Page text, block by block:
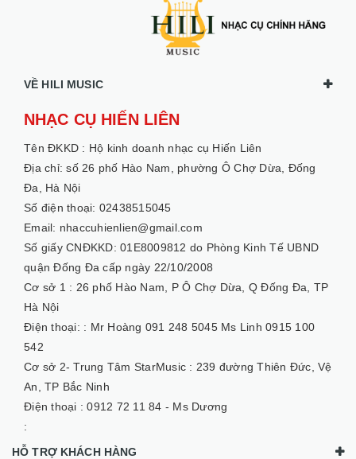
VỀ HILI MUSIC
NHẠC CỤ HIẾN LIÊN
Tên ĐKKD : Hộ kinh doanh nhạc cụ Hiến Liên
Địa chỉ: số 26 phố Hào Nam, phường Ô Chợ Dừa, Đống
Đa, Hà Nội
Số điện thoại: 02438515045
Email: nhaccuhienlien@gmail.com
Số giấy CNĐKKD: 01E8009812 do Phòng Kinh Tế UBND
quận Đống Đa cấp ngày 22/10/2008
Cơ sở 1 : 26 phố Hào Nam, P Ô Chợ Dừa, Q Đống Đa, TP
Hà Nội
Điện thoại: : Mr Hoàng 091 248 5045 Ms Linh 0915 100
542
Cơ sở 2- Trung Tâm StarMusic : 239 đường Thiên Đức, Vệ
An, TP Bắc Ninh
Điện thoại :0912 72 11 84 - Ms Dương
:
HỖ TRỢ KHÁCH HÀNG